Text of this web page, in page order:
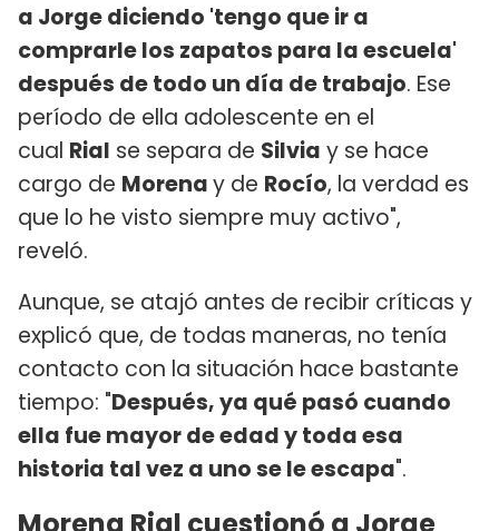
a Jorge diciendo 'tengo que ir a
comprarle los zapatos para la escuela'
después de todo un día de trabajo. Ese
período de ella adolescente en el
cual Rial se separa de Silvia y se hace
cargo de Morenay de Rocío, la verdad es
que lo he visto siempre muy activo",
reveló.
Aunque, se atajó antes de recibir críticas y
explicó que, de todas maneras, no tenía
contacto con la situación hace bastante
tiempo: "Después, ya qué pasó cuando
ella fue mayor de edad y toda esa
historia tal vez a uno se le escapa".
Morena Rial cuestionó a Jorge